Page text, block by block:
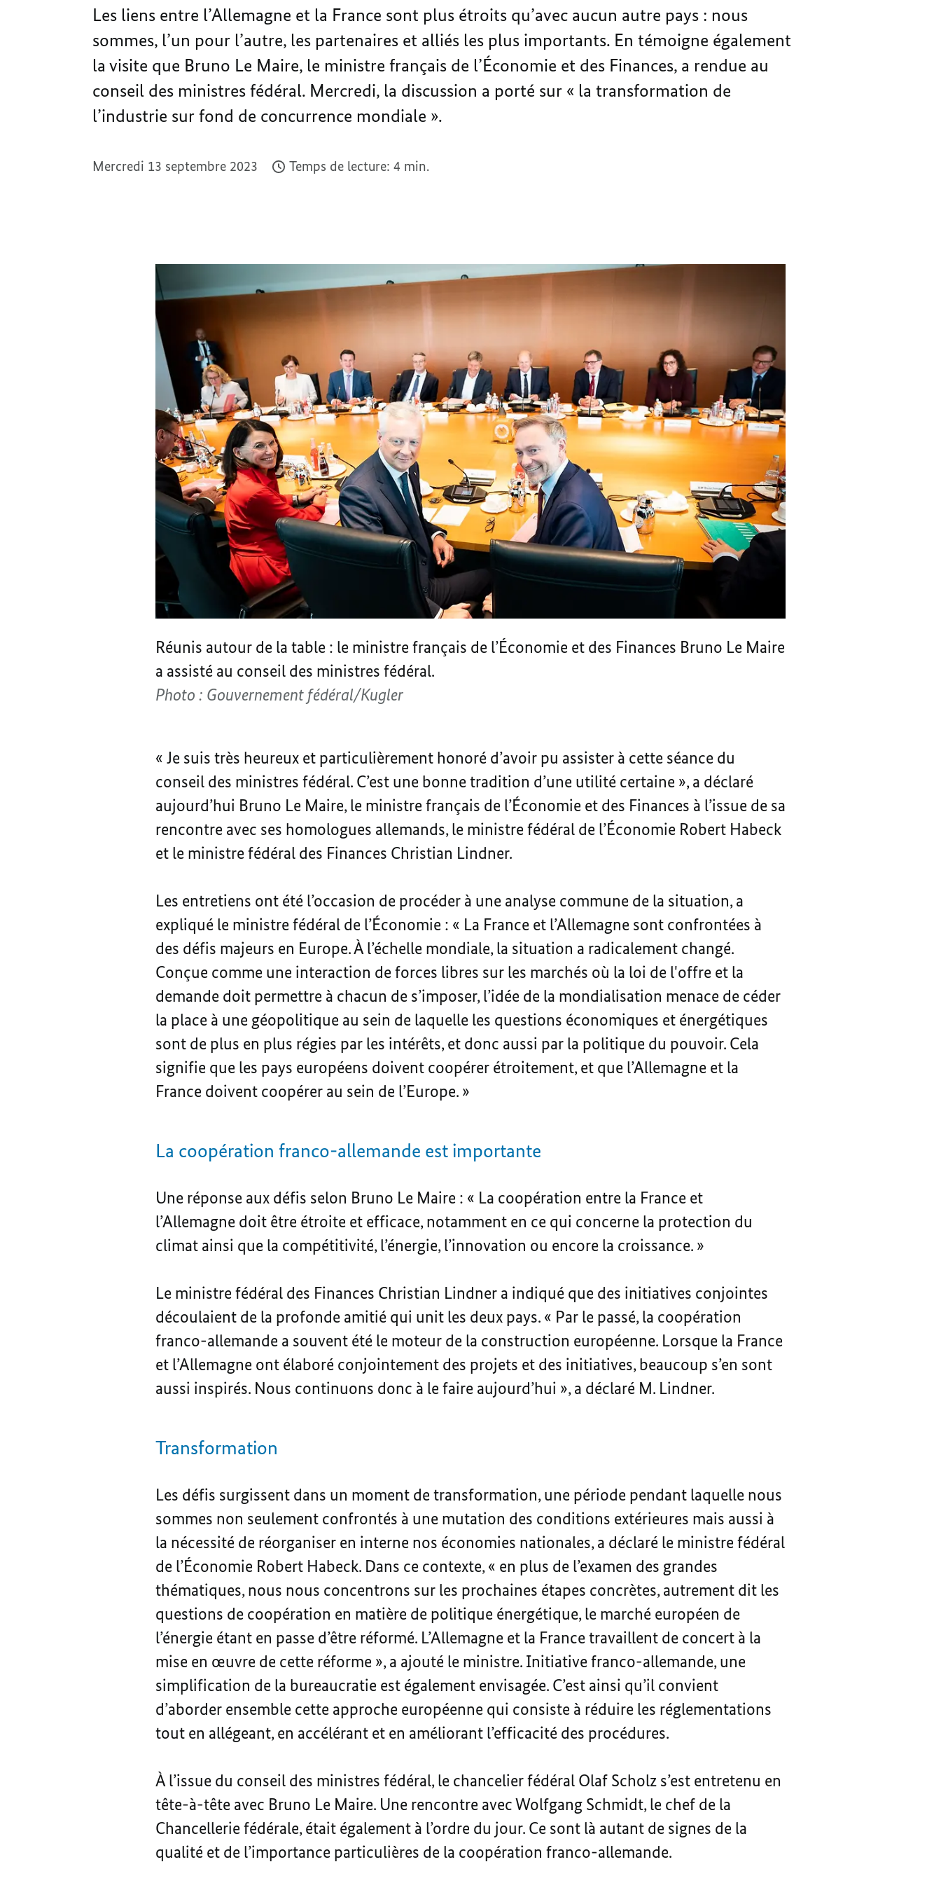
Les liens entre l’Allemagne et la France sont plus étroits qu’avec aucun autre pays : nous
sommes, l’un pour l’autre, les partenaires et alliés les plus importants. En témoigne également
la visite que Bruno Le Maire, le ministre français de l’Économie et des Finances, a rendue au
conseil des ministres fédéral. Mercredi, la discussion a porté sur « la transformation de
l’industrie sur fond de concurrence mondiale ».
Mercredi 13 septembre 2023 Temps de lecture: 4 min.
Réunis autour de la table : le ministre français de l’Économie et des Finances Bruno Le Maire
a assisté au conseil des ministres fédéral.
Photo : Gouvernement fédéral/Kugler
« Je suis très heureux et particulièrement honoré d’avoir pu assister à cette séance du
conseil des ministres fédéral. C’est une bonne tradition d’une utilité certaine », a déclaré
aujourd’hui Bruno Le Maire, le ministre français de l’Économie et des Finances à l’issue de sa
rencontre avec ses homologues allemands, le ministre fédéral de l’Économie Robert Habeck
et le ministre fédéral des Finances Christian Lindner.
Les entretiens ont été l’occasion de procéder à une analyse commune de la situation, a
expliqué le ministre fédéral de l’Économie : « La France et l’Allemagne sont confrontées à
des défis majeurs en Europe. À l’échelle mondiale, la situation a radicalement changé.
Conçue comme une interaction de forces libres sur les marchés où la loi de l'offre et la
demande doit permettre à chacun de s’imposer, l’idée de la mondialisation menace de céder
la place à une géopolitique au sein de laquelle les questions économiques et énergétiques
sont de plus en plus régies par les intérêts, et donc aussi par la politique du pouvoir. Cela
signifie que les pays européens doivent coopérer étroitement, et que l’Allemagne et la
France doivent coopérer au sein de l’Europe. »
La coopération franco-allemande est importante
Une réponse aux défis selon Bruno Le Maire : « La coopération entre la France et
l’Allemagne doit être étroite et efficace, notamment en ce qui concerne la protection du
climat ainsi que la compétitivité, l’énergie, l’innovation ou encore la croissance. »
Le ministre fédéral des Finances Christian Lindner a indiqué que des initiatives conjointes
découlaient de la profonde amitié qui unit les deux pays. « Par le passé, la coopération
franco-allemande a souvent été le moteur de la construction européenne. Lorsque la France
et l’Allemagne ont élaboré conjointement des projets et des initiatives, beaucoup s’en sont
aussi inspirés. Nous continuons donc à le faire aujourd’hui », a déclaré M. Lindner.
Transformation
Les défis surgissent dans un moment de transformation, une période pendant laquelle nous
sommes non seulement confrontés à une mutation des conditions extérieures mais aussi à
la nécessité de réorganiser en interne nos économies nationales, a déclaré le ministre fédéral
de l’Économie Robert Habeck. Dans ce contexte, « en plus de l’examen des grandes
thématiques, nous nous concentrons sur les prochaines étapes concrètes, autrement dit les
questions de coopération en matière de politique énergétique, le marché européen de
l’énergie étant en passe d’être réformé. L’Allemagne et la France travaillent de concert à la
mise en œuvre de cette réforme », a ajouté le ministre. Initiative franco-allemande, une
simplification de la bureaucratie est également envisagée. C’est ainsi qu’il convient
d’aborder ensemble cette approche européenne qui consiste à réduire les réglementations
tout en allégeant, en accélérant et en améliorant l’efficacité des procédures.
À l’issue du conseil des ministres fédéral, le chancelier fédéral Olaf Scholz s’est entretenu en
tête-à-tête avec Bruno Le Maire. Une rencontre avec Wolfgang Schmidt, le chef de la
Chancellerie fédérale, était également à l’ordre du jour. Ce sont là autant de signes de la
qualité et de l’importance particulières de la coopération franco-allemande.